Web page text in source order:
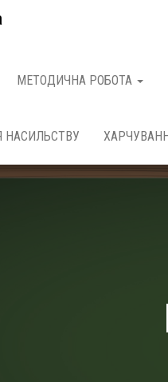
МЕТОДИЧНА РОБОТА
НАСИЛЬСТВУ